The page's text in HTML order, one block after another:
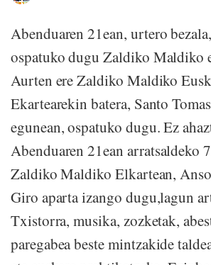
Abenduaren 21ean, urtero
ospatuko dugu Zaldiko Maldiko
Aurten ere Zaldiko Maldiko
Ekartearekin batera, Santo
egunean, ospatuko dugu. Ez
Abenduaren 21ean arratsaldeko
Zaldiko Maldiko Elkartean,
Giro aparta izango dugu,lagun
Txistorra, musika, zozketak,
paregabea beste mintzakide